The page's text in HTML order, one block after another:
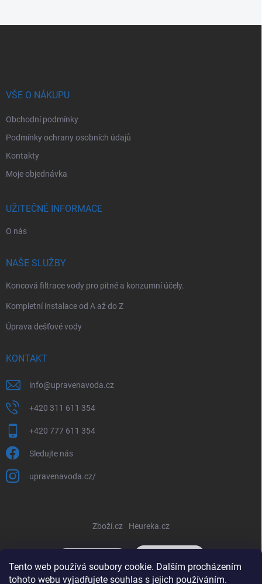
Tento web používá soubory cookie. Dalším procházením
tohoto webu vyjadřujete souhlas s jejich používáním.
VŠE O NÁKUPU
Obchodní podmínky
Podmínky ochrany osobních údajů
Kontakty
Moje objednávka
UŽITEČNÉ INFORMACE
O nás
NAŠE SLUŽBY
Koncová filtrace vody pro pitné a konzumní účely.
Kompletní instalace od A až do Z
Úprava dešťové vody
KONTAKT
info@upravenavoda.cz
+420 311 611 354
+420 777 611 354
Sledujte nás
upravenavoda.cz/
Zboží.cz Heureka.cz